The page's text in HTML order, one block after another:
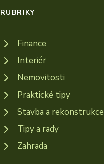
RUBRIKY
Finance
Interiér
Nemovitosti
Praktické tipy
Stavba a rekonstrukce
Tipy a rady
Zahrada